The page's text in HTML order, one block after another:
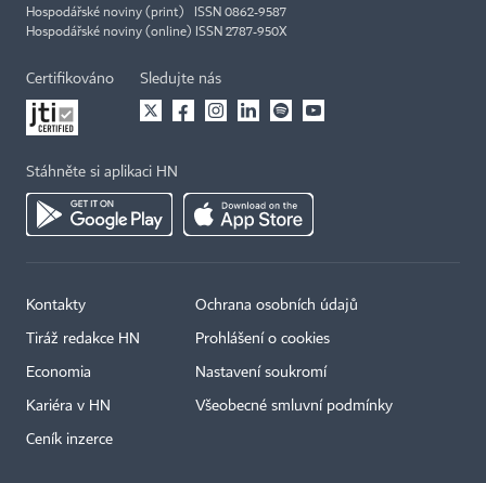
Hospodářské noviny (print) ISSN 0862-9587
Hospodářské noviny (online) ISSN 2787-950X
Certifikováno Sledujte nás
Stáhněte si aplikaci HN
Kontakty
Tiráž redakce HN
Economia
Kariéra v HN
Ceník inzerce
Ochrana osobních údajů
Prohlášení o cookies
Nastavení soukromí
Všeobecné smluvní podmínky